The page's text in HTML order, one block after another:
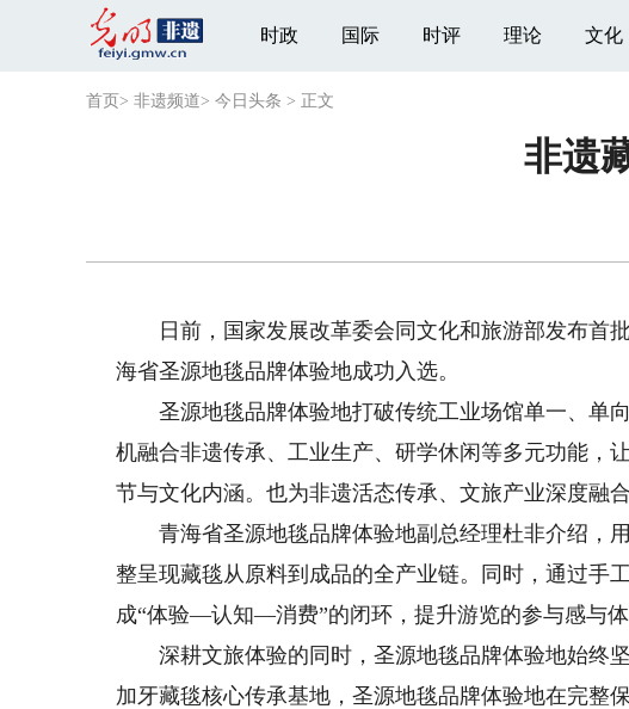
时政 国际 时评 理论 文化
首页 > 非遗频道> 今日头条 > 正文
非遗
日前，国家发展改革委会同文化和旅游部发布首批
海省圣源地毯品牌体验地成功入选。
圣源地毯品牌体验地打破传统工业场馆单一、单
机融合非遗传承、工业生产、研学休闲等多元功能，
节与文化内涵。也为非遗活态传承、文旅产业深度融
青海省圣源地毯品牌体验地副总经理杜非介绍，
整呈现藏毯从原料到成品的全产业链。同时，通过手
成“体验—认知—消费”的闭环，提升游览的参与感与体
深耕文旅体验的同时，圣源地毯品牌体验地始终坚
加牙藏毯核心传承基地，圣源地毯品牌体验地在完整